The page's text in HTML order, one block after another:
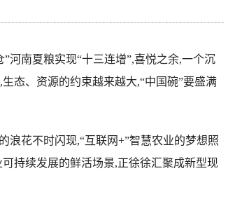
河南夏粮实现“十三连增”,喜悦之余,一个沉
态、资源的约束越来越大,“中国碗”要盛满
花不时闪现,“互联网+”智慧农业的梦想照
持续发展的鲜活场景,正徐徐汇聚成新型现